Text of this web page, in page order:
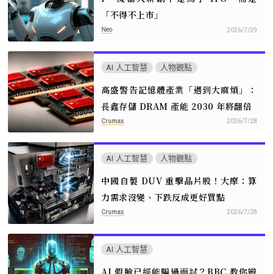
「不得不上市」
Neo 2026/7/29
AI 人工智慧 人物觀點
高盛警告記憶體產業「遇到大麻煩」：
長鑫存儲 DRAM 產能 2030 年將翻倍
Crumax 2026/7/28
AI 人工智慧 人物觀點
中國自製 DUV 重擊晶片股！大摩：算
力需求沒變、下跌反成更好買點
Crumax 2026/7/28
AI 人工智慧